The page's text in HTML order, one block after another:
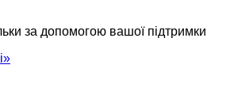
за допомогою вашої підтримки